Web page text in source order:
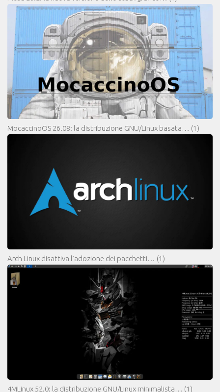
MocaccinoOS 26.08: la distribuzione GNU/Linux basata… (1)
Arch Linux disattiva l’adozione dei pacchetti… (1)
4MLinux 52.0: la distribuzione GNU/Linux minimalista… (1)